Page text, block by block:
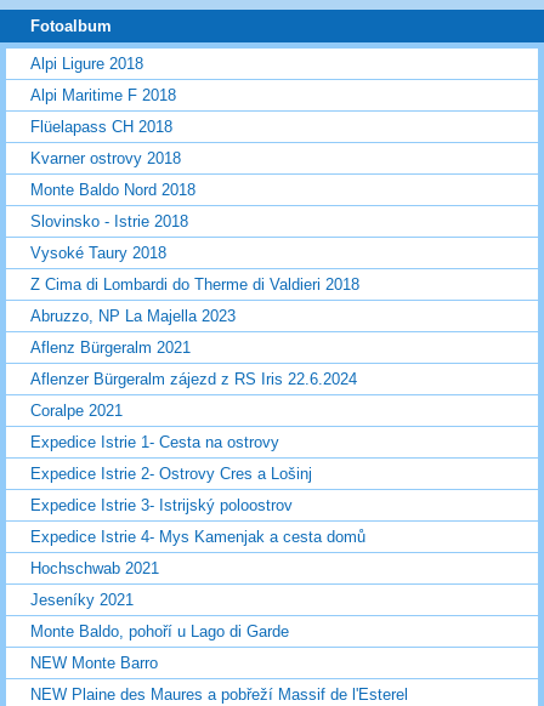
Fotoalbum
Alpi Ligure 2018
Alpi Maritime F 2018
Flüelapass CH 2018
Kvarner ostrovy 2018
Monte Baldo Nord 2018
Slovinsko - Istrie 2018
Vysoké Taury 2018
Z Cima di Lombardi do Therme di Valdieri 2018
Abruzzo, NP La Majella 2023
Aflenz Bürgeralm 2021
Aflenzer Bürgeralm zájezd z RS Iris 22.6.2024
Coralpe 2021
Expedice Istrie 1- Cesta na ostrovy
Expedice Istrie 2- Ostrovy Cres a Lošinj
Expedice Istrie 3- Istrijský poloostrov
Expedice Istrie 4- Mys Kamenjak a cesta domů
Hochschwab 2021
Jeseníky 2021
Monte Baldo, pohoří u Lago di Garde
NEW Monte Barro
NEW Plaine des Maures a pobřeží Massif de l'Esterel